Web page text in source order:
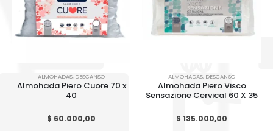
ALMOHADAS, DESCANSO
Almohada Piero Cuore 70 x
40
$ 60.000,00
ALMOHADAS, DESCANSO
Almohada Piero Visco
Sensazione Cervical 60 X 35
$ 135.000,00